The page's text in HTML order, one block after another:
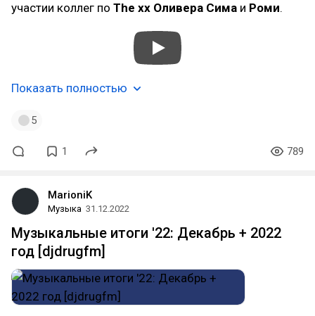
участии коллег по The xx Оливера Сима и Роми.
Показать полностью
5
1 789
MarioniK
Музыка 31.12.2022
Музыкальные итоги '22: Декабрь + 2022
год [djdrugfm]